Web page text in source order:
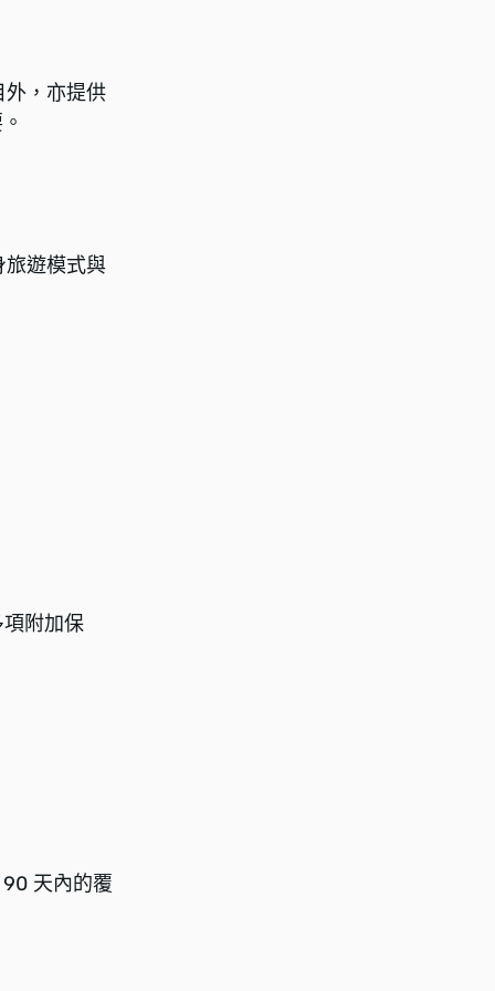
外，亦提供
旅遊模式與
附加保
天內的覆